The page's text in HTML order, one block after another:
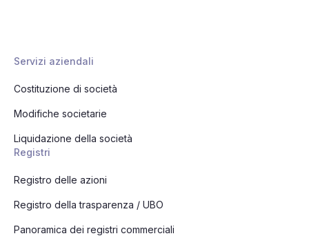
Servizi aziendali
Costituzione di società
Modifiche societarie
Liquidazione della società
Registri
Registro delle azioni
Registro della trasparenza / UBO
Panoramica dei registri commerciali